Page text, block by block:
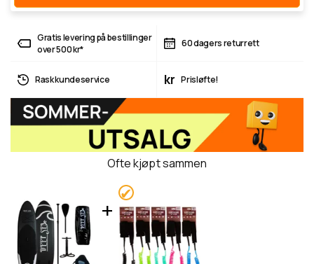
Gratis levering på bestillinger
over 500 kr*
60 dagers returrett
Rask kundeservice kr Prisløfte!
Ofte kjøpt sammen